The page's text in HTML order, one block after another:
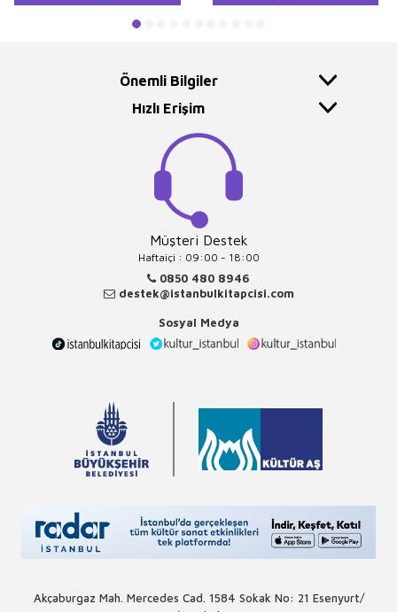
Önemli Bilgiler
Hızlı Erişim
Müşteri Destek
Haftaiçi : 09:00 - 18:00
0850 480 8946
destek@istanbulkitapcisi.com
Sosyal Medya
Akçaburgaz Mah. Mercedes Cad. 1584 Sokak No: 21 Esenyurt/